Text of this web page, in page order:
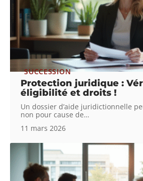
SUCCESSION
Protection juridique :
éligibilité et droits !
Un dossier d’aide juridictionnelle
non pour cause de…
11 mars 2026